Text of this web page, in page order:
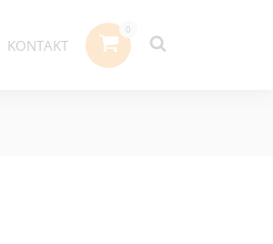
KONTAKT